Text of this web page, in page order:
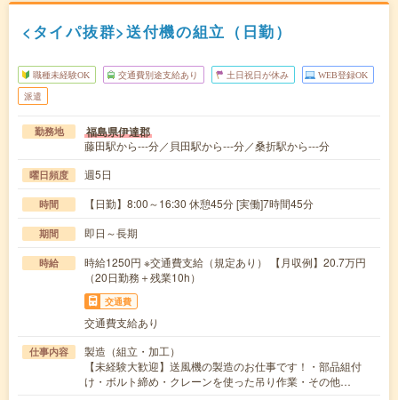
<タイパ抜群>送付機の組立（日勤）
職種未経験OK 交通費別途支給あり 土日祝日が休み WEB登録OK
派遣
勤務地 福島県伊達郡
藤田駅から---分／貝田駅から---分／桑折駅から---分
曜日頻度 週5日
時間 【日勤】8:00～16:30 休憩45分 [実働]7時間45分
期間 即日～長期
時給
時給1250円 ※交通費支給（規定あり） 【月収例】20.7万円
（20日勤務＋残業10h）
交通費
交通費支給あり
仕事内容
製造（組立・加工）
【未経験大歓迎】送風機の製造のお仕事です！・部品組付
け・ボルト締め・クレーンを使った吊り作業・その他…